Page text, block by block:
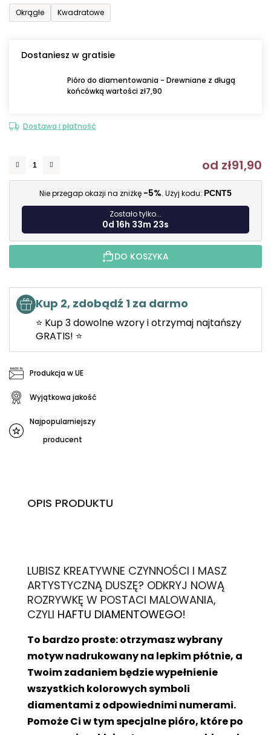
Okrągłe
Kwadratowe
Dostaniesz w gratisie
Pióro do diamentowania - Drewniane z długą
końcówką wartości zł7,90
Dostawa i płatność
od zł91,90
Nie przegap okazji na zniżkę -5%. Użyj kodu: PCNT5
Zostało tylko...
0d 16h 33m 21s
DO KOSZYKA
Kup 2, zdobądź 1 za darmo
⭐ Kup 3 dowolne wzory i otrzymaj najtańszy
GRATIS! ⭐
Produkcja w UE
Wyjątkowa jakość
Najpopularniejszy
producent
OPIS PRODUKTU
LUBISZ KREATYWNE CZYNNOŚCI I MASZ
ARTYSTYCZNĄ DUSZĘ? ODKRYJ NOWĄ
ROZRYWKĘ W POSTACI MALOWANIA,
CZYLI HAFTU DIAMENTOWEGO!
To bardzo proste: otrzymasz wybrany
motyw nadrukowany na lepkim płótnie, a
Twoim zadaniem będzie wypełnienie
wszystkich kolorowych symboli
diamentami z odpowiednimi numerami.
Pomoże Ci w tym specjalne pióro, które po